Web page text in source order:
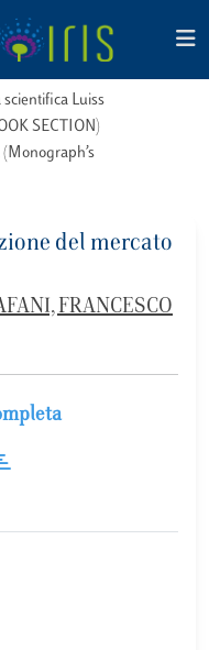
Luiss
SECTION)
del mercato
FRANCESCO